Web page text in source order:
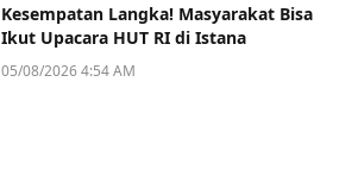
Kesempatan Langka! Masyarakat Bisa
Ikut Upacara HUT RI di Istana
05/08/2026 4:54 AM